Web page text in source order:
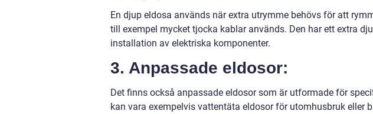
En djup eldosa används när extra utrymme behövs för att
till exempel mycket tjocka kablar används. Den har ett extra
installation av elektriska komponenter.
3. Anpassade eldosor:
Det finns också anpassade eldosor som är utformade för
kan vara exempelvis vattentäta eldosor för utomhusbruk eller